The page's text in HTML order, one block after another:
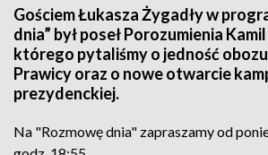
Gościem Łukasza Żygadły w
dnia” był poseł Porozumienia
którego pytaliśmy o jedność
Prawicy oraz o nowe otwarcie
prezydenckiej.
Na "Rozmowę dnia" zapraszamy od